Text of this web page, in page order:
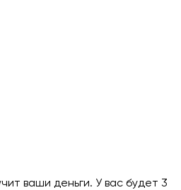
ваши деньги. У вас будет 3